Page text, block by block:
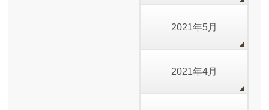
2021年5月
2021年4月